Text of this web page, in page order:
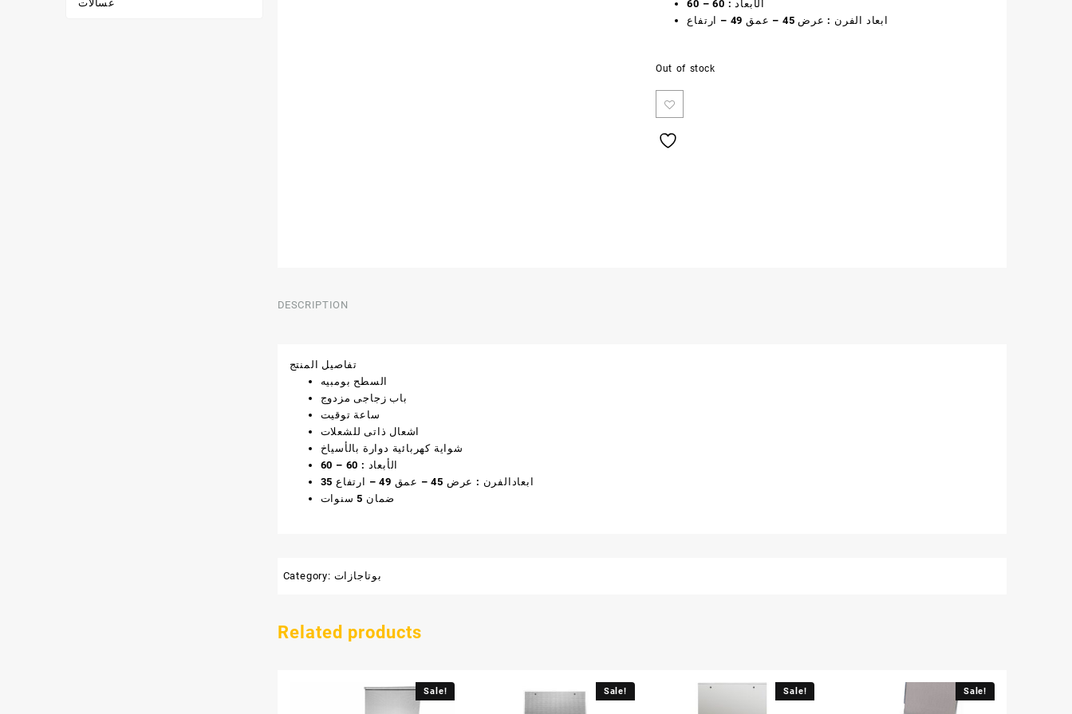
غسالات
الأبعاد : 60 – 60
Out of stock
DESCRIPTION
تفاصيل المنتج
السطح بومبيه
باب زجاجى مزدوج
ساعة توقيت
اشعال ذاتى للشعلات
شواية كهربائية دوارة بالأسياخ
الأبعاد : 60 – 60
ابعادالفرن : عرض 45 – عمق 49 – ارتفاع 35
ضمان 5 سنوات
Category: بوتاجازات
Related products
Sale! Sale! Sale! Sale!